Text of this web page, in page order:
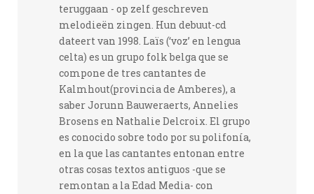
teruggaan - op zelf geschreven
melodieën zingen. Hun debuut-cd
dateert van 1998. Laïs (‘voz’ en lengua
celta) es un grupo folk belga que se
compone de tres cantantes de
Kalmhout(provincia de Amberes), a
saber Jorunn Bauweraerts, Annelies
Brosens en Nathalie Delcroix. El grupo
es conocido sobre todo por su polifonía,
en la que las cantantes entonan entre
otras cosas textos antiguos -que se
remontan a la Edad Media- con